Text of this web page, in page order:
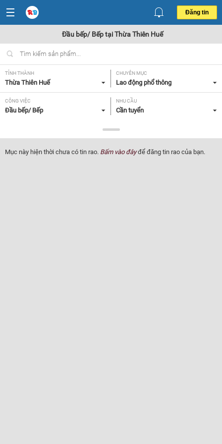
Đăng tin
Đầu bếp/ Bếp tại Thừa Thiên Huế
TỈNH THÀNH
Thừa Thiên Huế
CHUYÊN MỤC
Lao động phổ thông
CÔNG VIỆC
Đầu bếp/ Bếp
NHU CẦU
Cần tuyển
Tất cả
Mục này hiện thời chưa có tin rao. Bấm vào đâyđể đăng tin rao của bạn.